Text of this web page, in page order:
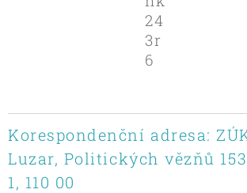
24
3r
6
Korespondenční adresa:
Luzar, Politických vězňů
1, 110 00